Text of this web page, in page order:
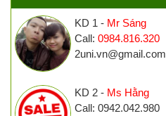
KD 1 - Mr Sáng
Call: 0984.816.320
2uni.vn@gmail.com
KD 2 - Ms Hằng
Call: 0942.042.980